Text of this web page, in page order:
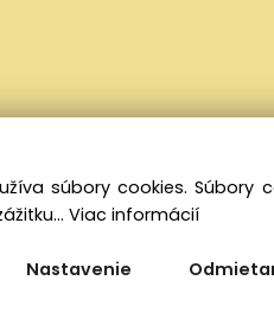
súbory cookies. Súbory
Viac informácií
Nastavenie